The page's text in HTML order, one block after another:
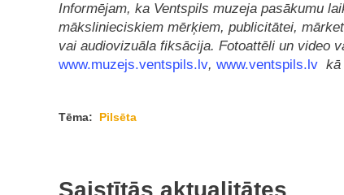
Informējam, ka Ventspils muzeja pasākumu
mākslinieciskiem mērķiem, publicitātei,
vai audiovizuāla fiksācija. Fotoattēli un video
www.muzejs.ventspils.lv, www.ventspils.lv
Tēma: Pilsēta
Saistītās aktualitātes